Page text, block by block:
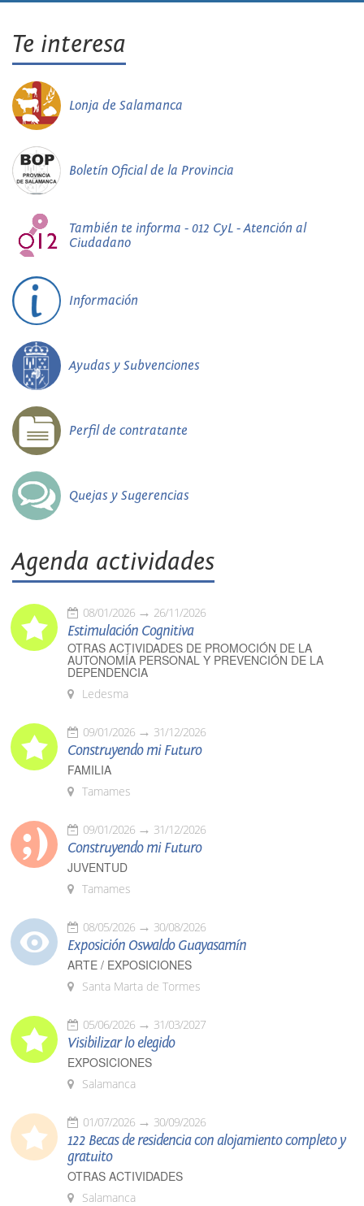
Te interesa
Lonja de Salamanca
Boletín Oficial de la Provincia
También te informa - 012 CyL - Atención al
Ciudadano
Información
Ayudas y Subvenciones
Perfil de contratante
Quejas y Sugerencias
Agenda actividades
08/01/2026 26/11/2026
Estimulación Cognitiva
OTRAS ACTIVIDADES DE PROMOCIÓN DE LA
AUTONOMÍA PERSONAL Y PREVENCIÓN DE LA
DEPENDENCIA
Ledesma
09/01/2026 31/12/2026
Construyendo mi Futuro
FAMILIA
Tamames
09/01/2026 31/12/2026
Construyendo mi Futuro
JUVENTUD
Tamames
08/05/2026 30/08/2026
Exposición Oswaldo Guayasamín
ARTE / EXPOSICIONES
Santa Marta de Tormes
05/06/2026 31/03/2027
Visibilizar lo elegido
EXPOSICIONES
Salamanca
01/07/2026 30/09/2026
122 Becas de residencia con alojamiento completo y
gratuito
OTRAS ACTIVIDADES
Salamanca